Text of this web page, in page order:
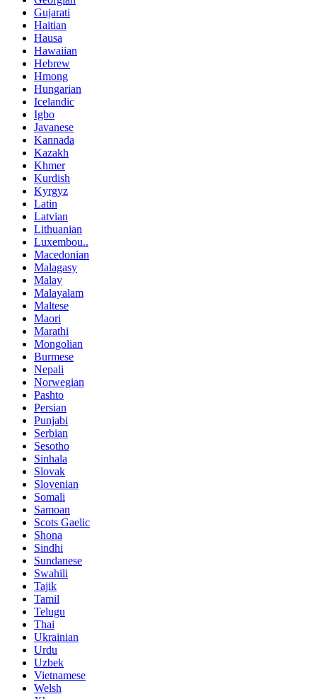
Gujarati
Haitian
Hausa
Hawaiian
Hebrew
Hmong
Hungarian
Icelandic
Igbo
Javanese
Kannada
Kazakh
Khmer
Kurdish
Kyrgyz
Latin
Latvian
Lithuanian
Luxembou..
Macedonian
Malagasy
Malay
Malayalam
Maltese
Maori
Marathi
Mongolian
Burmese
Nepali
Norwegian
Pashto
Persian
Punjabi
Serbian
Sesotho
Sinhala
Slovak
Slovenian
Somali
Samoan
Scots Gaelic
Shona
Sindhi
Sundanese
Swahili
Tajik
Tamil
Telugu
Thai
Ukrainian
Urdu
Uzbek
Vietnamese
Welsh